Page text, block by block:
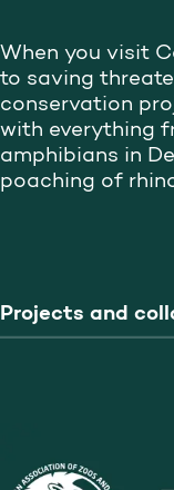
When you visit
to saving
conservation
with everything
amphibians in
poaching of
Projects and